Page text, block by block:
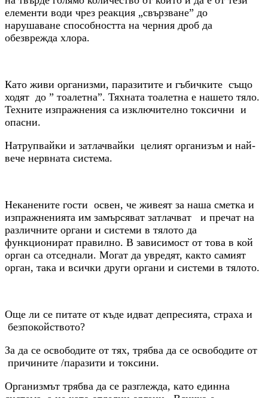
елементи води чрез реакция „свързване” до
нарушаване способността на черния дроб да
обезврежда хлора.
Като живи организми, паразитите и гъбичките също
ходят до ” тоалетна”. Тяхната тоалетна е нашето тяло.
Техните изпражнения са изключително токсични и
опасни.
Натрупвайки и затлачвайки целият организъм и най-
вече нервната система.
Неканените гости освен, че живеят за наша сметка и
изпражненията им замърсяват затлачват и пречат на
различните органи и системи в тялото да
функционират правилно. В зависимост от това в кой
орган са отседнали. Могат да увредят, както самият
орган, така и всички други органи и системи в тялото.
Още ли се питате от къде идват депресията, страха и
безпокойството?
За да се освободите от тях, трябва да се освободите от
причините /паразити и токсини.
Организмът трябва да се разглежда, като единна